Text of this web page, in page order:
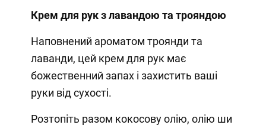
Крем для рук з лавандою та трояндою
Наповнений ароматом троянди та
лаванди, цей крем для рук має
божественний запах і захистить ваші
руки від сухості.
Розтопіть разом кокосову олію, олію ши